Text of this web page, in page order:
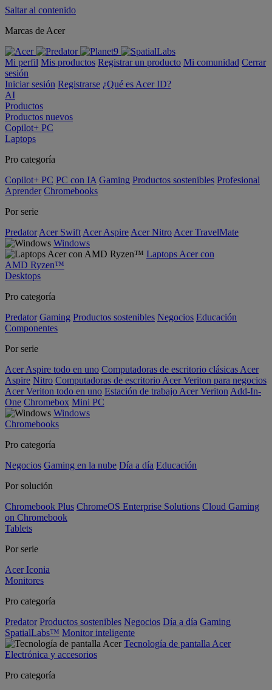
Saltar al contenido
Marcas de Acer
Mi perfil Mis productos Registrar un producto Mi comunidad Cerrar
sesión
Iniciar sesión Registrarse ¿Qué es Acer ID?
AI
Productos
Productos nuevos
Copilot+ PC
Laptops
Pro categoría
Copilot+ PC PC con IA Gaming Productos sostenibles Profesional
Aprender Chromebooks
Por serie
Predator Acer Swift Acer Aspire Acer Nitro Acer TravelMate
Windows
Laptops Acer con
AMD Ryzen™
Desktops
Pro categoría
Predator Gaming Productos sostenibles Negocios Educación
Componentes
Por serie
Acer Aspire todo en uno Computadoras de escritorio clásicas Acer
Aspire Nitro Computadoras de escritorio Acer Veriton para negocios
Acer Veriton todo en uno Estación de trabajo Acer Veriton Add-In-
One Chromebox Mini PC
Windows
Chromebooks
Pro categoría
Negocios Gaming en la nube Día a día Educación
Por solución
Chromebook Plus ChromeOS Enterprise Solutions Cloud Gaming
on Chromebook
Tablets
Por serie
Acer Iconia
Monitores
Pro categoría
Predator Productos sostenibles Negocios Día a día Gaming
SpatialLabs™ Monitor inteligente
Tecnología de pantalla Acer
Electrónica y accesorios
Pro categoría